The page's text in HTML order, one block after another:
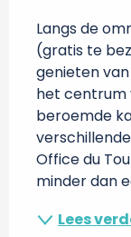
Langs de
(gratis te
genieten van
het centrum
beroemde
Office du
minder dan
Lees